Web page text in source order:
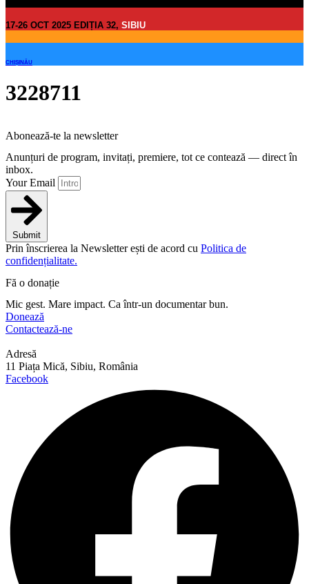
17-26 OCT 2025 EDIȚIA 32, SIBIU
CHIȘINĂU
3228711
Abonează-te la newsletter
Anunțuri de program, invitați, premiere, tot ce contează — direct în
inbox.
Your Email
Submit
Prin înscrierea la Newsletter ești de acord cu Politica de
confidențialitate.
Fă o donație
Mic gest. Mare impact. Ca într-un documentar bun.
Donează
Contactează-ne
Adresă
11 Piața Mică, Sibiu, România
Facebook